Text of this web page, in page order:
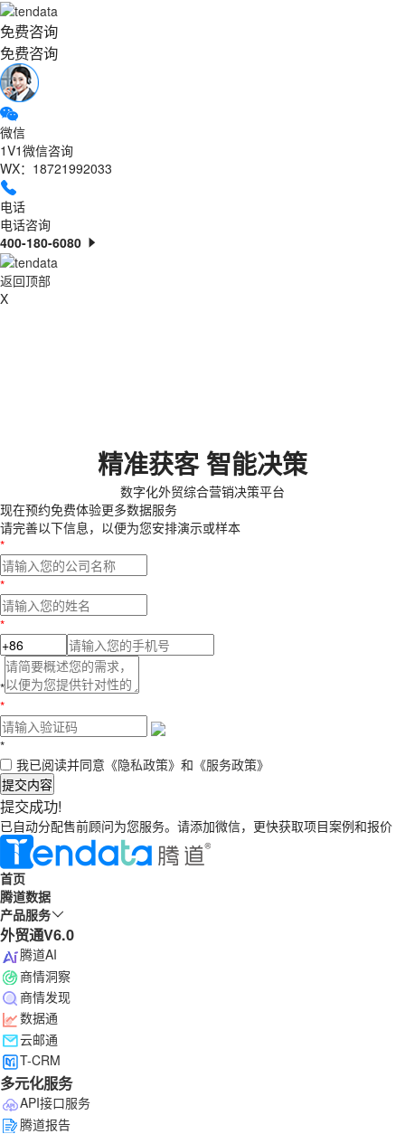
免费咨询
免费咨询
微信
1V1微信咨询
WX：18721992033
电话
电话咨询
400-180-6080
返回顶部
X
精准获客 智能决策
数字化外贸综合营销决策平台
现在预约免费体验更多数据服务
请完善以下信息，以便为您安排演示或样本
*
*
*
*
*
*
我已阅读并同意 《隐私政策》 和 《服务政策》
提交内容
提交成功!
已自动分配售前顾问为您服务。请添加微信，更快获取项目案例和报价
首页
腾道数据
产品服务
外贸通V6.0
腾道AI
商情洞察
商情发现
数据通
云邮通
T-CRM
多元化服务
API接口服务
腾道报告